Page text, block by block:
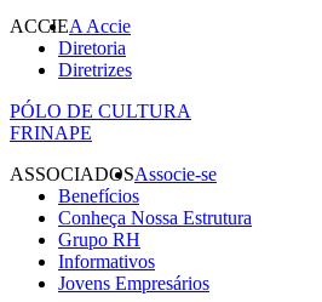
ACCIEA Accie
Diretoria
Diretrizes
PÓLO DE CULTURA
FRINAPE
ASSOCIADOSAssocie-se
Benefícios
Conheça Nossa Estrutura
Grupo RH
Informativos
Jovens Empresários